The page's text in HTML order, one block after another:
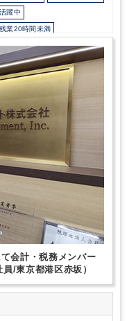
躍中
残業20時間未満
ィスカジュアルOK
日以上
会計・税務メンバー
/東京都港区赤坂）